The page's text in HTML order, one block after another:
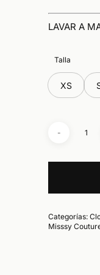
LAVAR A
Talla
XS
Categorías:
Misssy